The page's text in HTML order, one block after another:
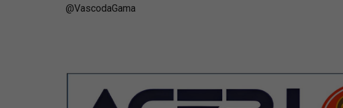
@VascodaGama